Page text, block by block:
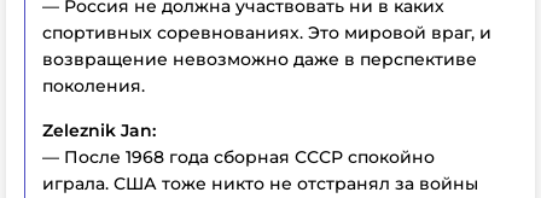
— Россия не должна участвовать ни в каких
спортивных соревнованиях. Это мировой враг, и
возвращение невозможно даже в перспективе
поколения.
Zeleznik Jan:
— После 1968 года сборная СССР спокойно
играла. США тоже никто не отстранял за войны